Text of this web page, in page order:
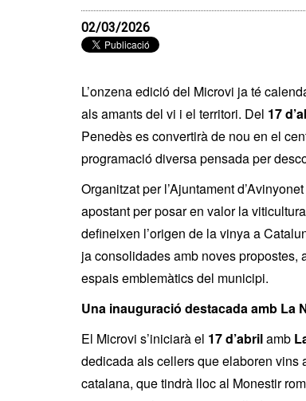
02/03/2026
L’onzena edició del Microvi ja té
als amants del vi i el territori. Del 17
Penedès es convertirà de nou en el
programació diversa pensada per
Organitzat per l’Ajuntament
apostant per posar en valor la
defineixen l’origen de la vinya a
ja consolidades amb noves propostes,
espais emblemàtics del municipi.
Una inauguració destacada amb La
El Microvi s’iniciarà el 17 d’abrilamb
dedicada als cellers que elaboren vins
catalana, que tindrà lloc al Monestir